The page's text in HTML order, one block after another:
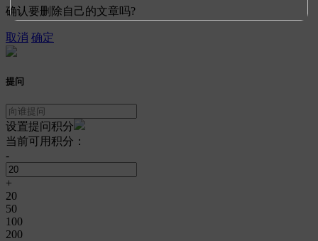
确认要删除自己的文章吗?
取消 确定
提问
设置提问积分
当前可用积分：
-
+
20
50
100
200